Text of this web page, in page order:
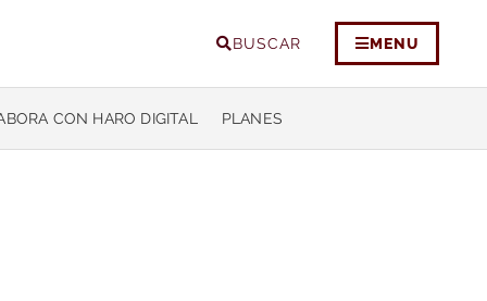
BUSCAR MENU
CON HARO DIGITAL PLANES